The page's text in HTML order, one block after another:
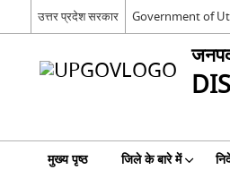
उत्तर प्रदेश सरकार Government of
मुख्य पृष्ठ जिले के बारे में